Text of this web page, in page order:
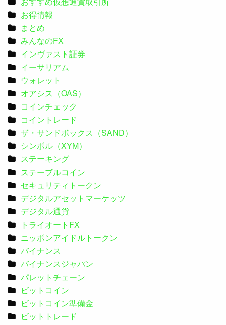
お得情報
まとめ
みんなのFX
インヴァスト証券
イーサリアム
ウォレット
オアシス（OAS）
コインチェック
コイントレード
ザ・サンドボックス（SAND）
シンボル（XYM）
ステーキング
ステーブルコイン
セキュリティトークン
デジタルアセットマーケッツ
デジタル通貨
トライオートFX
ニッポンアイドルトークン
バイナンス
バイナンスジャパン
パレットチェーン
ビットコイン
ビットコイン準備金
ビットトレード